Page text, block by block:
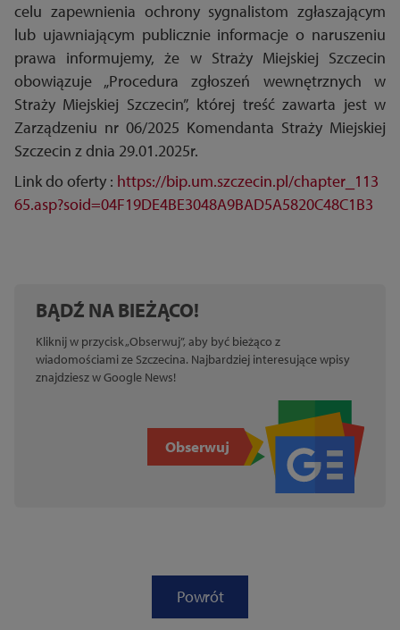
celu zapewnienia ochrony sygnalistom zgłaszającym
lub ujawniającym publicznie informacje o naruszeniu
prawa informujemy, że w Straży Miejskiej Szczecin
obowiązuje „Procedura zgłoszeń wewnętrznych w
Straży Miejskiej Szczecin”, której treść zawarta jest w
Zarządzeniu nr 06/2025 Komendanta Straży Miejskiej
Szczecin z dnia 29.01.2025r.
Link do oferty : https://bip.um.szczecin.pl/chapter_113
65.asp?soid=04F19DE4BE3048A9BAD5A5820C48C1B3
BĄDŹ NA BIEŻĄCO!
Kliknij w przycisk „Obserwuj”, aby być bieżąco z
wiadomościami ze Szczecina. Najbardziej interesujące wpisy
znajdziesz w Google News!
Obserwuj
Powrót